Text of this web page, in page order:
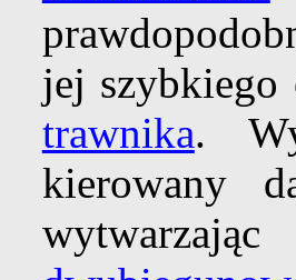
jej
trawnika.
kierowany